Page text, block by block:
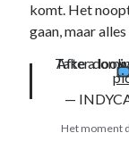
komt. Het
gaan, maar
—
Het moment